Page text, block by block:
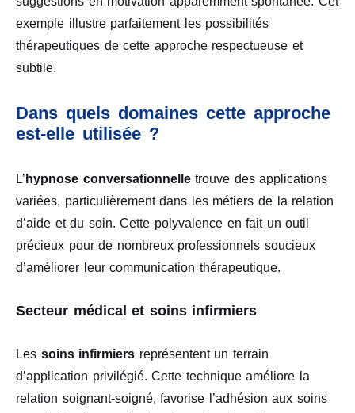
exemple illustre parfaitement les possibilités
thérapeutiques de cette approche respectueuse et
subtile.
Dans quels domaines cette approche
est-elle utilisée ?
L’ hypnose conversationnelletrouve des applications
variées, particulièrement dans les métiers de la relation
d’aide et du soin. Cette polyvalence en fait un outil
précieux pour de nombreux professionnels soucieux
d’améliorer leur communication thérapeutique.
Secteur médical et soins infirmiers
Les soins infirmiers représentent un terrain
d’application privilégié. Cette technique améliore la
relation soignant-soigné, favorise l’adhésion aux soins